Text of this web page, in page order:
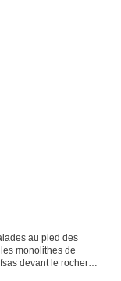
au pied des
monolithes de
devant le rocher